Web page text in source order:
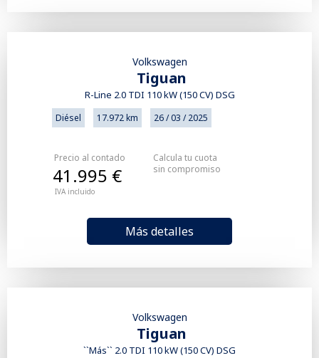
Volkswagen
Tiguan
R-Line 2.0 TDI 110 kW (150 CV) DSG
Diésel 17.972 km 26 / 03 / 2025
Precio al contado
IVA incluido
41.995 €
Más detalles
Calcula tu cuota
sin compromiso
Volkswagen
Tiguan
``Más`` 2.0 TDI 110 kW (150 CV) DSG